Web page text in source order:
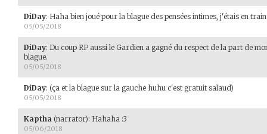
DiDay: Haha bien joué pour la blague des pensées intimes, j'étais en
05/05/2018
DiDay: Du coup RP aussi le Gardien a gagné du respect de la part de
blague.
05/05/2018
DiDay: (ça et la blague sur la gauche huhu c'est gratuit salaud)
05/05/2018
Kaptha (narrator): Hahaha :3
05/06/2018